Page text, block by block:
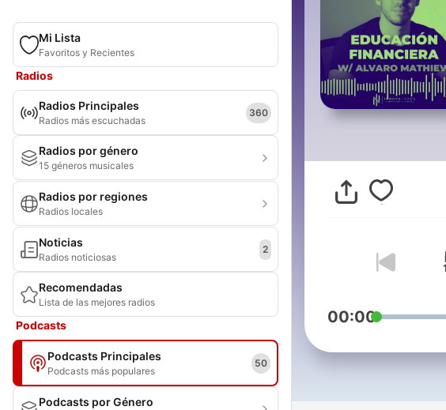
Mi Lista
Favoritos y Recientes
Radios
Radios Principales
Radios más escuchadas
360
Radios por género
15 géneros musicales
Radios por regiones
Radios locales
Noticias
Radios noticiosas
2
Recomendadas
Lista de las mejores radios
Podcasts
Podcasts Principales
Podcasts más populares
50
Podcasts por Género
00:00